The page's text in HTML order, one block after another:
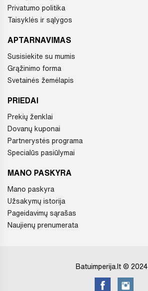
Privatumo politika
Taisyklės ir sąlygos
APTARNAVIMAS
Susisiekite su mumis
Grąžinimo forma
Svetainės žemėlapis
PRIEDAI
Prekių ženklai
Dovanų kuponai
Partnerystės programa
Specialūs pasiūlymai
MANO PASKYRA
Mano paskyra
Užsakymų istorija
Pageidavimų sąrašas
Naujienų prenumerata
Batuimperija.lt © 2024